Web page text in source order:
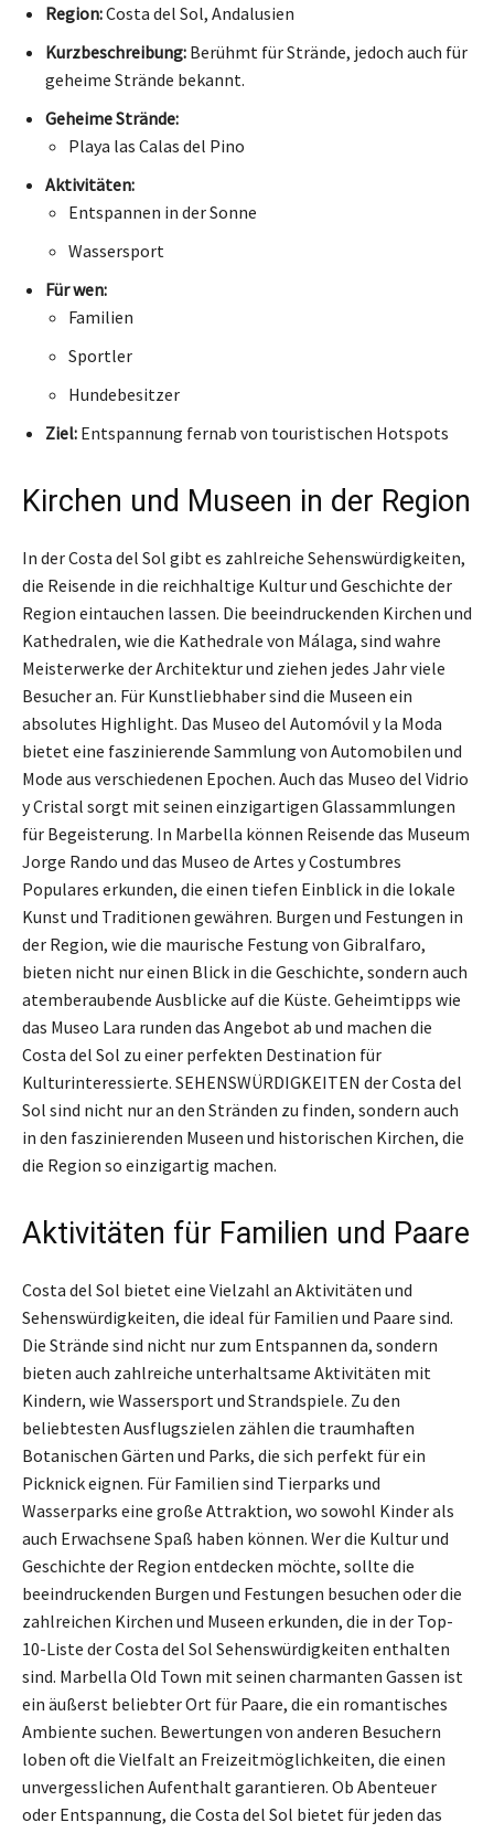
Region:Costa del Sol, Andalusien
Kurzbeschreibung: Berühmt für Strände, jedoch auch für
geheime Strände bekannt.
Geheime Strände:
Playa las Calas del Pino
Aktivitäten:
Entspannen in der Sonne
Wassersport
Für wen:
Familien
Sportler
Hundebesitzer
Ziel: Entspannung fernab von touristischen Hotspots
Kirchen und Museen in der Region
In der Costa del Sol gibt es zahlreiche Sehenswürdigkeiten,
die Reisende in die reichhaltige Kultur und Geschichte der
Region eintauchen lassen. Die beeindruckenden Kirchen und
Kathedralen, wie die Kathedrale von Málaga, sind wahre
Meisterwerke der Architektur und ziehen jedes Jahr viele
Besucher an. Für Kunstliebhaber sind die Museen ein
absolutes Highlight. Das Museo del Automóvil y la Moda
bietet eine faszinierende Sammlung von Automobilen und
Mode aus verschiedenen Epochen. Auch das Museo del Vidrio
y Cristal sorgt mit seinen einzigartigen Glassammlungen
für Begeisterung. In Marbella können Reisende das Museum
Jorge Rando und das Museo de Artes y Costumbres
Populares erkunden, die einen tiefen Einblick in die lokale
Kunst und Traditionen gewähren. Burgen und Festungen in
der Region, wie die maurische Festung von Gibralfaro,
bieten nicht nur einen Blick in die Geschichte, sondern auch
atemberaubende Ausblicke auf die Küste. Geheimtipps wie
das Museo Lara runden das Angebot ab und machen die
Costa del Sol zu einer perfekten Destination für
Kulturinteressierte. SEHENSWÜRDIGKEITEN der Costa del
Sol sind nicht nur an den Stränden zu finden, sondern auch
in den faszinierenden Museen und historischen Kirchen, die
die Region so einzigartig machen.
Aktivitäten für Familien und Paare
Costa del Sol bietet eine Vielzahl an Aktivitäten und
Sehenswürdigkeiten, die ideal für Familien und Paare sind.
Die Strände sind nicht nur zum Entspannen da, sondern
bieten auch zahlreiche unterhaltsame Aktivitäten mit
Kindern, wie Wassersport und Strandspiele. Zu den
beliebtesten Ausflugszielen zählen die traumhaften
Botanischen Gärten und Parks, die sich perfekt für ein
Picknick eignen. Für Familien sind Tierparks und
Wasserparks eine große Attraktion, wo sowohl Kinder als
auch Erwachsene Spaß haben können. Wer die Kultur und
Geschichte der Region entdecken möchte, sollte die
beeindruckenden Burgen und Festungen besuchen oder die
zahlreichen Kirchen und Museen erkunden, die in der Top-
10-Liste der Costa del Sol Sehenswürdigkeiten enthalten
sind. Marbella Old Town mit seinen charmanten Gassen ist
ein äußerst beliebter Ort für Paare, die ein romantisches
Ambiente suchen. Bewertungen von anderen Besuchern
loben oft die Vielfalt an Freizeitmöglichkeiten, die einen
unvergesslichen Aufenthalt garantieren. Ob Abenteuer
oder Entspannung, die Costa del Sol bietet für jeden das